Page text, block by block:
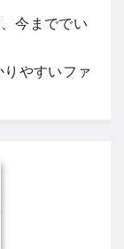
今まででい
やすいファ